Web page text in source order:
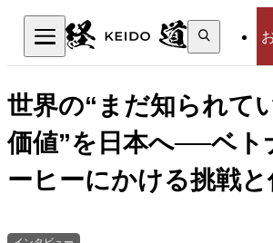
検
索:
検
世界の“まだ知られて
価値”を日本へ──ベト
ーヒーにかける挑戦と